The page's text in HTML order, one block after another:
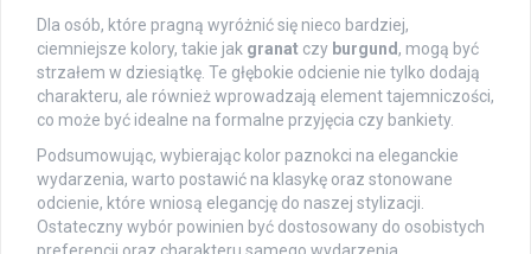
Dla osób, które pragną wyróżnić się nieco bardziej,
ciemniejsze kolory, takie jak granat czy burgund , mogą być
strzałem w dziesiątkę. Te głębokie odcienie nie tylko dodają
charakteru, ale również wprowadzają element tajemniczości,
co może być idealne na formalne przyjęcia czy bankiety.
Podsumowując, wybierając kolor paznokci na eleganckie
wydarzenia, warto postawić na klasykę oraz stonowane
odcienie, które wniosą elegancję do naszej stylizacji.
Ostateczny wybór powinien być dostosowany do osobistych
preferencji oraz charakteru samego wydarzenia.